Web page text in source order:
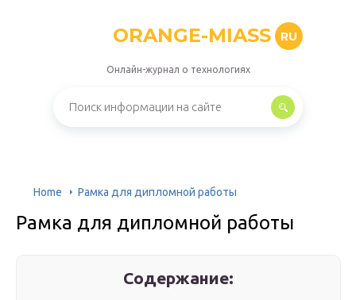
ORANGE-MIASS RU
Онлайн-журнал о технологиях
Home Рамка для дипломной работы
Рамка для дипломной работы
Содержание: